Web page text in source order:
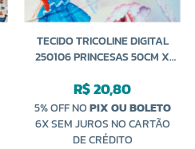
TECIDO TRICOLINE DIGITAL
250106 PRINCESAS 50CM X
R$ 20,80
5% OFF NOPIX OU BOLETO
6X SEM JUROS NO CARTÃO
DE CRÉDITO